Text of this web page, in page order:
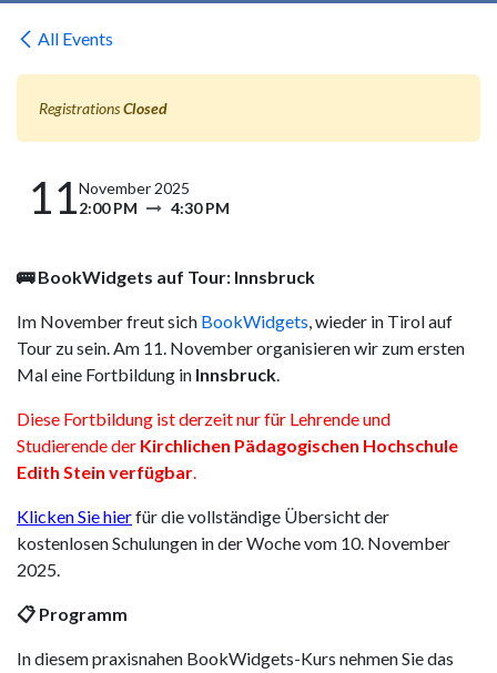
All Events
RegistrationsClosed
11November 2025
2:00 PM
4:30 PM
🚌 BookWidgets auf Tour: Innsbruck
Im November freut sich BookWidgets, wieder in Tirol auf
Tour zu sein. Am 11. November organisieren wir zum ersten
Mal eine Fortbildung in Innsbruck.
Diese Fortbildung ist derzeit nur für Lehrende und
Studierende der Kirchlichen Pädagogischen Hochschule
Edith Stein verfügbar.
Klicken Sie hierfür die vollständige Übersicht der
kostenlosen Schulungen in der Woche vom 10. November
2025.
📋 Programm
In diesem praxisnahen BookWidgets-Kurs nehmen Sie das